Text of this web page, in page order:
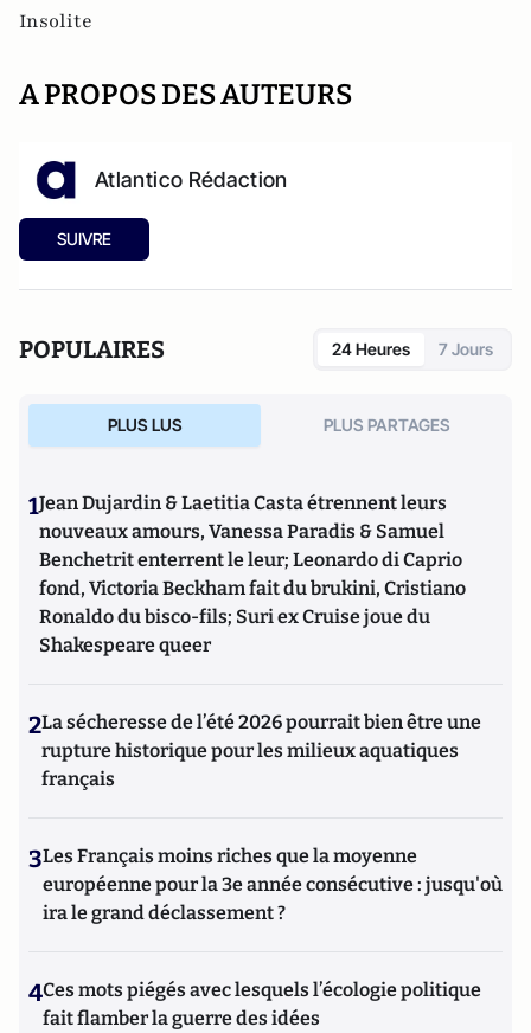
Insolite
A PROPOS DES AUTEURS
Atlantico Rédaction
SUIVRE
POPULAIRES 24 Heures 7 Jours
PLUS LUS PLUS PARTAGES
1Jean Dujardin & Laetitia Casta étrennent leurs
nouveaux amours, Vanessa Paradis & Samuel
Benchetrit enterrent le leur; Leonardo di Caprio
fond, Victoria Beckham fait du brukini, Cristiano
Ronaldo du bisco-fils; Suri ex Cruise joue du
Shakespeare queer
2La sécheresse de l’été 2026 pourrait bien être une
rupture historique pour les milieux aquatiques
français
3Les Français moins riches que la moyenne
européenne pour la 3e année consécutive : jusqu'où
ira le grand déclassement ?
4Ces mots piégés avec lesquels l’écologie politique
fait flamber la guerre des idées